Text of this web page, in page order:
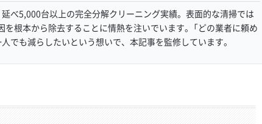
べ5,000台以上の完全分解クリーニング実績。表面的な清掃では
根本から除去することに情熱を注いでいます。「どの業者に頼め
でも減らしたいという想いで、本記事を監修しています。